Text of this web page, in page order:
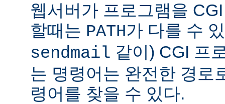
웹서버가 프로그램을
할때는 PATH가 다를 수
sendmail 같이) CGI 프
는 명령어는 완전한 경로
령어를 찾을 수 있다.